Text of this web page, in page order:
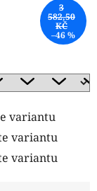
variantu
variantu
variantu
3
582,50
KČ
–46 %